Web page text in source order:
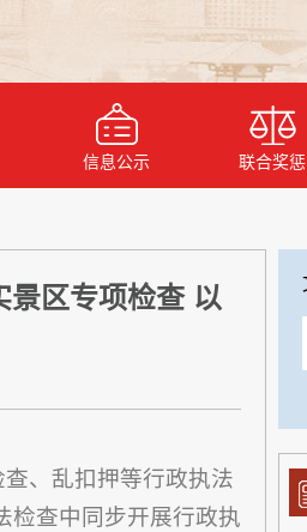
信息公示 联合奖惩
区专项检查 以
、乱扣押等行政执法
检查中同步开展行政执